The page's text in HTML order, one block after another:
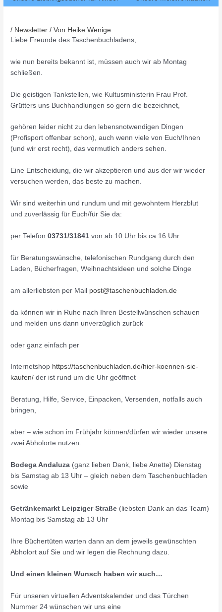
/ Newsletter / Von Heike Wenige
Liebe Freunde des Taschenbuchladens,
wie nun bereits bekannt ist, müssen auch wir ab Montag
schließen.
Die geistigen Tankstellen, wie Kultusministerin Frau Prof.
Grütters uns Buchhandlungen so gern die bezeichnet,
gehören leider nicht zu den lebensnotwendigen Dingen
(Profisport offenbar schon), auch wenn viele von Euch/Ihnen
(und wir erst recht), das vermutlich anders sehen.
Eine Entscheidung, die wir akzeptieren und aus der wir wieder
versuchen werden, das beste zu machen.
Wir sind weiterhin und rundum und mit gewohntem Herzblut
und zuverlässig für Euch/für Sie da:
per Telefon 03731/31841 von ab 10 Uhr bis ca.16 Uhr
für Beratungswünsche, telefonischen Rundgang durch den
Laden, Bücherfragen, Weihnachtsideen und solche Dinge
am allerliebsten per Mail post@taschenbuchladen.de
da können wir in Ruhe nach Ihren Bestellwünschen schauen
und melden uns dann unverzüglich zurück
oder ganz einfach per
Internetshop https://taschenbuchladen.de/hier-koennen-sie-
kaufen/ der ist rund um die Uhr geöffnet
Beratung, Hilfe, Service, Einpacken, Versenden, notfalls auch
bringen,
aber – wie schon im Frühjahr können/dürfen wir wieder unsere
zwei Abholorte nutzen.
Bodega Andaluza (ganz lieben Dank, liebe Anette) Dienstag
bis Samstag ab 13 Uhr – gleich neben dem Taschenbuchladen
sowie
Getränkemarkt Leipziger Straße (liebsten Dank an das Team)
Montag bis Samstag ab 13 Uhr
Ihre Büchertüten warten dann an dem jeweils gewünschten
Abholort auf Sie und wir legen die Rechnung dazu.
Und einen kleinen Wunsch haben wir auch…
Für unseren virtuellen Adventskalender und das Türchen
Nummer 24 wünschen wir uns eine